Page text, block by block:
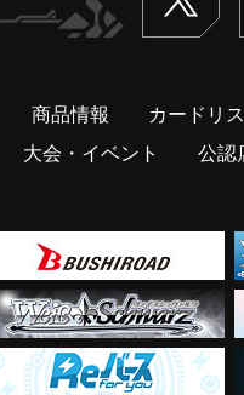
商品情報 カードリ
大会・イベント 公認